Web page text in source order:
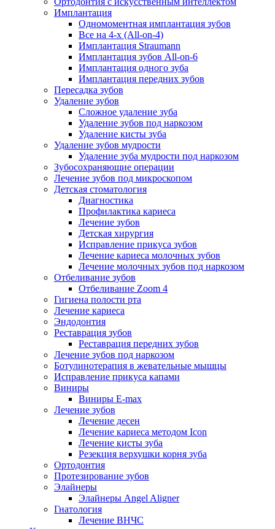
Имплантация
Одномоментная имплантация зубов
Все на 4-х (All-on-4)
Имплантация Straumann
Имплантация зубов All-on-6
Имплантация одного зуба
Имплантация передних зубов
Пересадка зубов
Удаление зубов
Сложное удаление зуба
Удаление зубов под наркозом
Удаление кисты зуба
Удаление зубов мудрости
Удаление зуба мудрости под наркозом
Зубосохраняющие операции
Лечение зубов под микроскопом
Детская стоматология
Диагностика
Профилактика кариеса
Лечение зубов
Детская хирургия
Исправление прикуса зубов
Лечение кариеса молочных зубов
Лечение молочных зубов под наркозом
Отбеливание зубов
Отбеливание Zoom 4
Гигиена полости рта
Лечение кариеса
Эндодонтия
Реставрация зубов
Реставрация передних зубов
Лечение зубов под наркозом
Ботулинотерапия в жевательные мышцы
Исправление прикуса капами
Виниры
Виниры E-max
Лечение зубов
Лечение десен
Лечение кариеса методом Icon
Лечение кисты зуба
Резекция верхушки корня зуба
Ортодонтия
Протезирование зубов
Элайнеры
Элайнеры Angel Aligner
Гнатология
Лечение ВНЧС